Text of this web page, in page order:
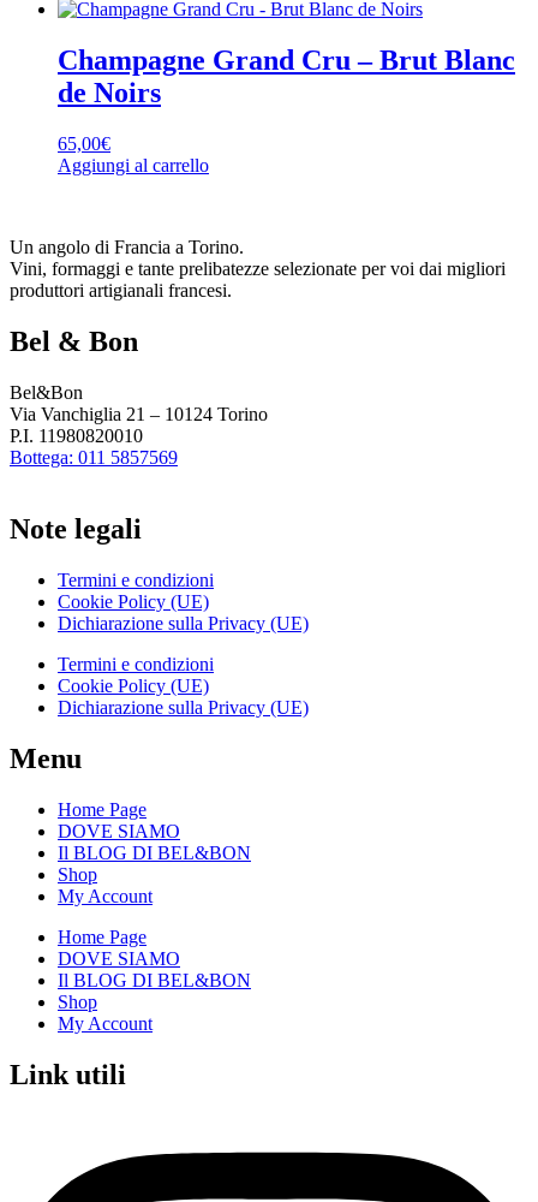
Champagne Grand Cru – Brut Blanc
de Noirs
65,00€
Aggiungi al carrello
Un angolo di Francia a Torino.
Vini, formaggi e tante prelibatezze selezionate per voi dai migliori
produttori artigianali francesi.
Bel & Bon
Bel&Bon
Via Vanchiglia 21 – 10124 Torino
P.I. 11980820010
Bottega: 011 5857569
Note legali
Termini e condizioni
Cookie Policy (UE)
Dichiarazione sulla Privacy (UE)
Termini e condizioni
Cookie Policy (UE)
Dichiarazione sulla Privacy (UE)
Menu
Home Page
DOVE SIAMO
Il BLOG DI BEL&BON
Shop
My Account
Home Page
DOVE SIAMO
Il BLOG DI BEL&BON
Shop
My Account
Link utili